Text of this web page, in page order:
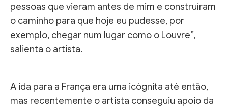
pessoas que vieram antes de mim e construíram
o caminho para que hoje eu pudesse, por
exemplo, chegar num lugar como o Louvre”,
salienta o artista.
A ida para a França era uma icógnita até então,
mas recentemente o artista conseguiu apoio da